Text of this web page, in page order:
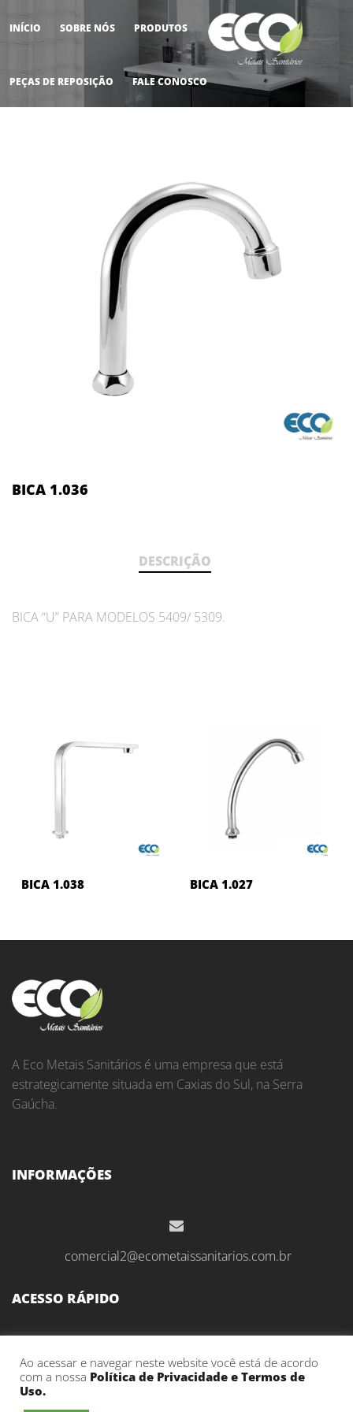
INÍCIO SOBRE NÓS PRODUTOS
PEÇAS DE REPOSIÇÃO FALE CONOSCO
BICA 1.036
DESCRIÇÃO
BICA “U” PARA MODELOS 5409/ 5309.
BICA 1.038 BICA 1.027
A Eco Metais Sanitários é uma empresa que está
estrategicamente situada em Caxias do Sul, na Serra
Gaúcha.
INFORMAÇÕES
comercial2@ecometaissanitarios.com.br
ACESSO RÁPIDO
Sobre Nós
Ao acessar e navegar neste website você está de acordo
com a nossa Política de Privacidade e Termos de
Uso.